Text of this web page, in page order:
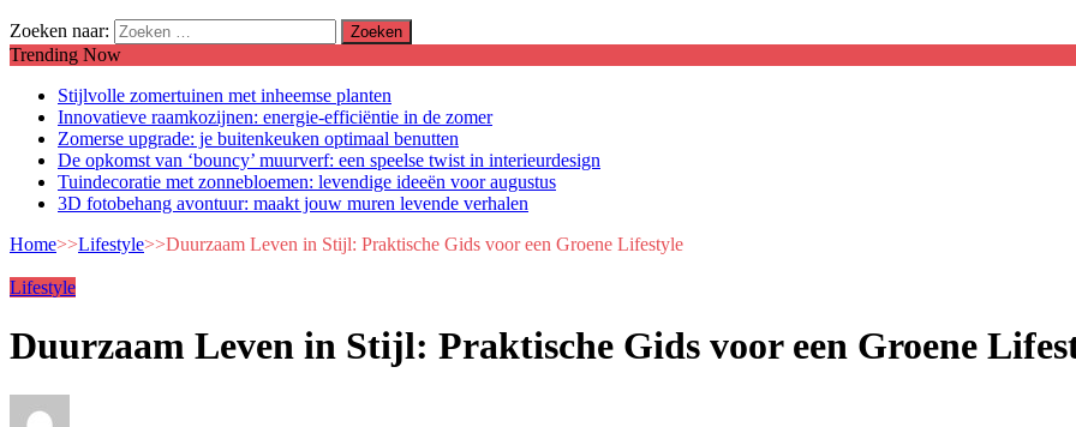
Zoeken naar:
Trending Now
Stijlvolle zomertuinen met inheemse planten
Innovatieve raamkozijnen: energie-efficiëntie in de zomer
Zomerse upgrade: je buitenkeuken optimaal benutten
De opkomst van ‘bouncy’ muurverf: een speelse twist in interieurdesign
Tuindecoratie met zonnebloemen: levendige ideeën voor augustus
3D fotobehang avontuur: maakt jouw muren levende verhalen
Home>>Lifestyle>>Duurzaam Leven in Stijl: Praktische Gids voor een Groene Lifestyle
Lifestyle
Duurzaam Leven in Stijl: Praktische Gids voor een Groene